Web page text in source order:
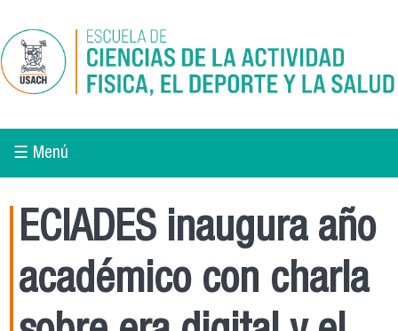
☰ Menú
ECIADES inaugura año
académico con charla